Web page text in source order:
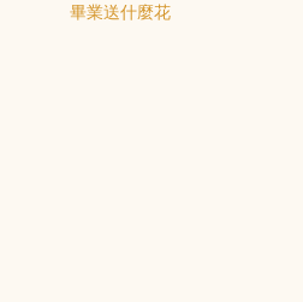
畢業送什麼花